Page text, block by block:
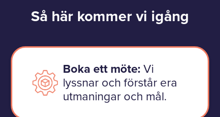
Så här kommer vi igång
Boka ett möte: Vi
lyssnar och förstår era
utmaningar och mål.